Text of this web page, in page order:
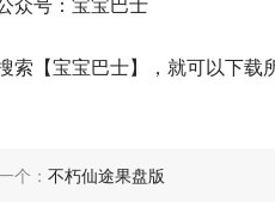
索【宝宝巴士】，就可以下载
个： 不朽仙途果盘版